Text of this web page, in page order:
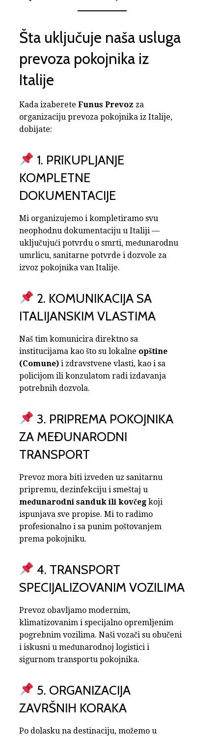
Šta uključuje naša usluga
prevoza pokojnika iz
Italije
Kada izaberete Funus Prevoz za
organizaciju prevoza pokojnika iz Italije,
dobijate:
1. PRIKUPLJANJE
KOMPLETNE
DOKUMENTACIJE
Mi organizujemo i kompletiramo svu
neophodnu dokumentaciju u Italiji —
uključujući potvrdu o smrti, međunarodnu
umrlicu, sanitarne potvrde i dozvole za
izvoz pokojnika van Italije.
2. KOMUNIKACIJA SA
ITALIJANSKIM VLASTIMA
Naš tim komunicira direktno sa
institucijama kao što su lokalne opštine
(Comune) i zdravstvene vlasti, kao i sa
policijom ili konzulatom radi izdavanja
potrebnih dozvola.
3. PRIPREMA POKOJNIKA
ZA MEĐUNARODNI
TRANSPORT
Prevoz mora biti izveden uz sanitarnu
pripremu, dezinfekciju i smeštaj u
međunarodni sanduk ili kovčeg koji
ispunjava sve propise. Mi to radimo
profesionalno i sa punim poštovanjem
prema pokojniku.
4. TRANSPORT
SPECIJALIZOVANIM VOZILIMA
Prevoz obavljamo modernim,
klimatizovanim i specijalno opremljenim
pogrebnim vozilima. Naši vozači su obučeni
i iskusni u međunarodnoj logistici i
sigurnom transportu pokojnika.
5. ORGANIZACIJA
ZAVRŠNIH KORAKA
Po dolasku na destinaciju, možemo u